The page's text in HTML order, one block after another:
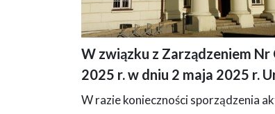
Infografika, w dniu 2 MAJA 2025 r. Urząd Miejski
informacyjny.
W związku z Zarządzeniem
2025 r. w dniu 2 maja 2025 r.
W razie konieczności sporządzenia